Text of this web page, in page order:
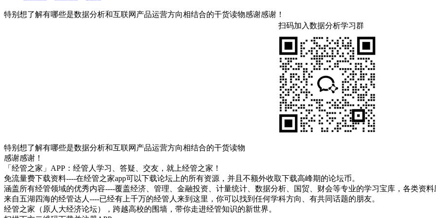
特别想了解有哪些是数据分析和互联网产品运营方向相结合的干货读物感谢感谢！
扫码加入数据分析学习群
特别想了解有哪些是数据分析和互联网产品运营方向相结合的干货读物
感谢感谢！
「经管之家」APP：经管人学习、答疑、交友，就上经管之家！
免流量费下载资料----在经管之家app可以下载论坛上的所有资源，并且不额外收取下载高峰期的论坛币。
涵盖所有经管领域的优秀内容----覆盖经济、管理、金融投资、计量统计、数据分析、国贸、财会等专业的学习宝库，各类资料
来自五湖四海的经管达人----已经有上千万的经管人来到这里，你可以找到任何学科方向、有共同话题的朋友。
经管之家（原人大经济论坛），跨越高校的围墙，带你走进经管知识的新世界。